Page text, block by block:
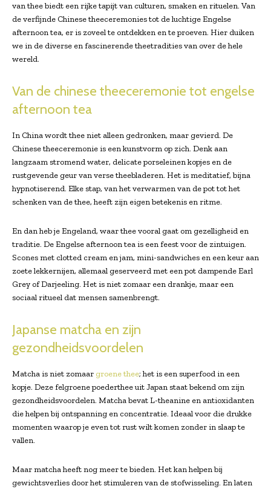
van thee biedt een rijke tapijt van culturen, smaken en rituelen. Van
de verfijnde Chinese theeceremonies tot de luchtige Engelse
afternoon tea, er is zoveel te ontdekken en te proeven. Hier duiken
we in de diverse en fascinerende theetradities van over de hele
wereld.
Van de chinese theeceremonie tot engelse
afternoon tea
In China wordt thee niet alleen gedronken, maar gevierd. De
Chinese theeceremonie is een kunstvorm op zich. Denk aan
langzaam stromend water, delicate porseleinen kopjes en de
rustgevende geur van verse theebladeren. Het is meditatief, bijna
hypnotiserend. Elke stap, van het verwarmen van de pot tot het
schenken van de thee, heeft zijn eigen betekenis en ritme.
En dan heb je Engeland, waar thee vooral gaat om gezelligheid en
traditie. De Engelse afternoon tea is een feest voor de zintuigen.
Scones met clotted cream en jam, mini-sandwiches en een keur aan
zoete lekkernijen, allemaal geserveerd met een pot dampende Earl
Grey of Darjeeling. Het is niet zomaar een drankje, maar een
sociaal ritueel dat mensen samenbrengt.
Japanse matcha en zijn
gezondheidsvoordelen
Matcha is niet zomaar groene thee; het is een superfood in een
kopje. Deze felgroene poederthee uit Japan staat bekend om zijn
gezondheidsvoordelen. Matcha bevat L-theanine en antioxidanten
die helpen bij ontspanning en concentratie. Ideaal voor die drukke
momenten waarop je even tot rust wilt komen zonder in slaap te
vallen.
Maar matcha heeft nog meer te bieden. Het kan helpen bij
gewichtsverlies door het stimuleren van de stofwisseling. En laten